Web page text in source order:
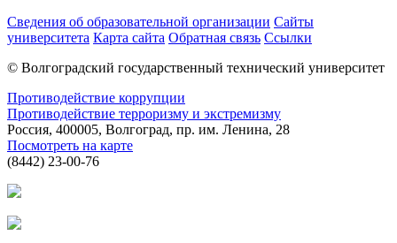
Сведения об образовательной организации Сайты
университета Карта сайта Обратная связь Ссылки
© Волгоградский государственный технический университет
Противодействие коррупции
Противодействие терроризму и экстремизму
Россия, 400005, Волгоград, пр. им. Ленина, 28
Посмотреть на карте
(8442) 23-00-76